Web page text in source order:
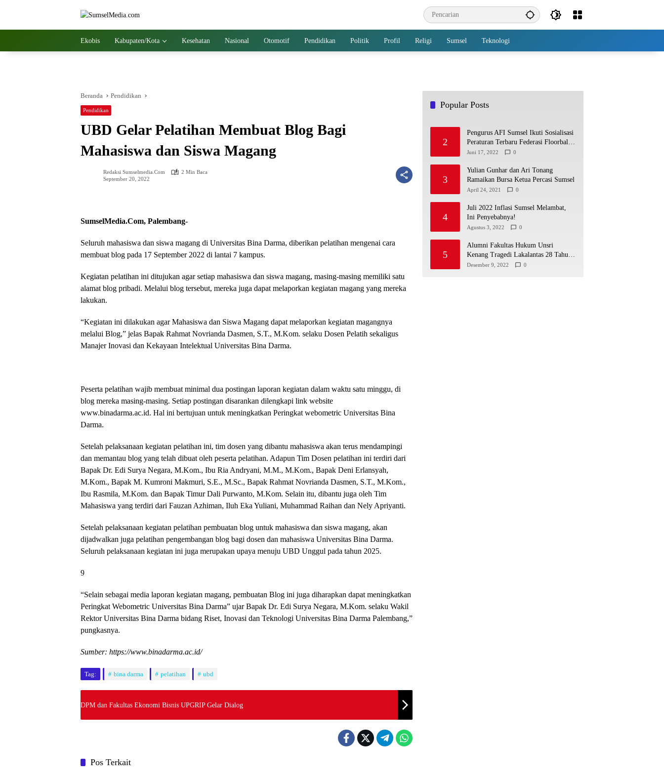
Ekobis Kabupaten/Kota Kesehatan Nasional Otomotif Pendidikan Politik Profil Religi Sumsel Teknologi
Beranda Pendidikan
Pendidikan
UBD Gelar Pelatihan Membuat Blog Bagi
Mahasiswa dan Siswa Magang
Redaksi Sumselmedia.com
2 Min Baca
September 20, 2022
SumselMedia.Com, Palembang-
Seluruh mahasiswa dan siswa magang di Universitas Bina Darma, diberikan pelatihan mengenai cara
membuat blog pada 17 September 2022 di lantai 7 kampus.
Kegiatan pelatihan ini ditujukan agar setiap mahasiswa dan siswa magang, masing-masing memiliki satu
alamat blog pribadi. Melalui blog tersebut, mereka juga dapat melaporkan kegiatan magang yang mereka
lakukan.
“Kegiatan ini dilakukan agar Mahasiswa dan Siswa Magang dapat melaporkan kegiatan magangnya
melalui Blog,” jelas Bapak Rahmat Novrianda Dasmen, S.T., M.Kom. selaku Dosen Pelatih sekaligus
Manajer Inovasi dan Kekayaan Intelektual Universitas Bina Darma.
Peserta pelatihan wajib membuat minimal dua postingan laporan kegiatan dalam waktu satu minggu, di
blog mereka masing-masing. Setiap postingan disarankan dilengkapi link website
www.binadarma.ac.id. Hal ini bertujuan untuk meningkatkan Peringkat webometric Universitas Bina
Darma.
Setelah pelaksanaan kegiatan pelatihan ini, tim dosen yang dibantu mahasiswa akan terus mendampingi
dan memantau blog yang telah dibuat oleh peserta pelatihan. Adapun Tim Dosen pelatihan ini terdiri dari
Bapak Dr. Edi Surya Negara, M.Kom., Ibu Ria Andryani, M.M., M.Kom., Bapak Deni Erlansyah,
M.Kom., Bapak M. Kumroni Makmuri, S.E., M.Sc., Bapak Rahmat Novrianda Dasmen, S.T., M.Kom.,
Ibu Rasmila, M.Kom. dan Bapak Timur Dali Purwanto, M.Kom. Selain itu, dibantu juga oleh Tim
Mahasiswa yang terdiri dari Fauzan Azhiman, Iluh Eka Yuliani, Muhammad Raihan dan Nely Apriyanti.
Setelah pelaksanaan kegiatan pelatihan pembuatan blog untuk mahasiswa dan siswa magang, akan
dijadwalkan juga pelatihan pengembangan blog bagi dosen dan mahasiswa Universitas Bina Darma.
Seluruh pelaksanaan kegiatan ini juga merupakan upaya menuju UBD Unggul pada tahun 2025.
9
“Selain sebagai media laporan kegiatan magang, pembuatan Blog ini juga diharapkan dapat meningkatkan
Peringkat Webometric Universitas Bina Darma” ujar Bapak Dr. Edi Surya Negara, M.Kom. selaku Wakil
Rektor Universitas Bina Darma bidang Riset, Inovasi dan Teknologi Universitas Bina Darma Palembang,”
pungkasnya.
Sumber: https://www.binadarma.ac.id/
Tag: bina darma pelatihan ubd
DPM dan Fakultas Ekonomi Bisnis UPGRIP Gelar Dialog
Pos Terkait
Pendidikan
Popular Posts
2
Pengurus AFI Sumsel Ikuti Sosialisasi
Peraturan Terbaru Federasi Floorball
Internasional
Juni 17, 2022 0
3
Yulian Gunhar dan Ari Tonang
Ramaikan Bursa Ketua Percasi Sumsel
April 24, 2021 0
4
Juli 2022 Inflasi Sumsel Melambat,
Ini Penyebabnya!
Agustus 3, 2022 0
5
Alumni Fakultas Hukum Unsri
Kenang Tragedi Lakalantas 28 Tahun
Silam
Desember 9, 2022 0